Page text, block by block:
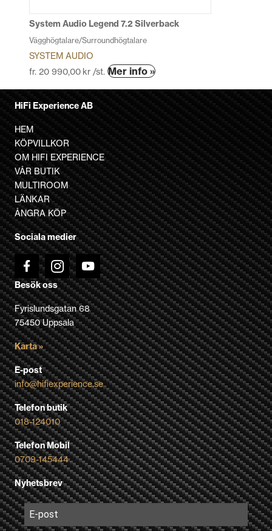
produktsidan
System Audio Legend 7.2 Silverback
Vägghögtalare/Surroundhögtalare
SYSTEM AUDIO
fr. 20 990,00 kr /st. Mer info »Den
varianter.
De
olika
alternativen
kan
väljas
på
produktsidan
HiFi Experience AB
HEM
KÖPVILLKOR
OM HIFI EXPERIENCE
VÅR BUTIK
MULTIROOM
LÄNKAR
ÅNGRA KÖP
Sociala medier
Besök oss
Fyrislundsgatan 68
75450 Uppsala
Karta »
E-post
info@hifiexperience.se
Telefon butik
018-124010
Telefon Mobil
0709-145444
Nyhetsbrev